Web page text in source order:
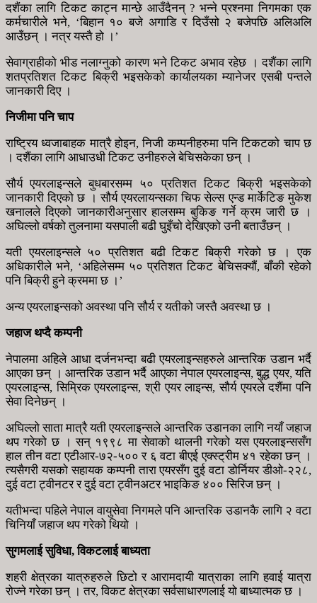
दशैंका लागि टिकट काट्न मान्छे आउँदैनन् ? भन्ने प्रश्नमा निगमका एक
कर्मचारीले भने, ‘बिहान १० बजे अगाडि र दिउँसो २ बजेपछि अलिअलि
आउँछन् । नत्र यस्तै हो ।’
सेवाग्राहीको भीड नलाग्नुको कारण भने टिकट अभाव रहेछ । दशैंका लागि
शतप्रतिशत टिकट बिक्री भइसकेको कार्यालयका म्यानेजर एसबी पन्तले
जानकारी दिए ।
निजीमा पनि चाप
राष्ट्रिय ध्वजाबाहक मात्रै होइन, निजी कम्पनीहरुमा पनि टिकटको चाप छ
। दशैंका लागि आधाउधी टिकट उनीहरुले बेचिसकेका छन् ।
सौर्य एयरलाइन्सले बुधबारसम्म ५० प्रतिशत टिकट बिक्री भइसकेको
जानकारी दिएको छ । सौर्य एयरलायन्सका चिफ सेल्स एन्ड मार्केटिङ मुकेश
खनालले दिएको जानकारीअनुसार हालसम्म बुकिङ गर्ने क्रम जारी छ ।
अघिल्लो वर्षको तुलनामा यसपाली बढी घुइँचो देखिएको उनी बताउँछन् ।
यती एयरलाइन्सले ५० प्रतिशत बढी टिकट बिक्री गरेको छ । एक
अधिकारीले भने, ‘अहिलेसम्म ५० प्रतिशत टिकट बेचिसक्यौं, बाँकी रहेको
पनि बिक्री हुने क्रममा छ ।’
अन्य एयरलाइन्सको अवस्था पनि सौर्य र यतीको जस्तै अवस्था छ ।
जहाज थप्दै कम्पनी
नेपालमा अहिले आधा दर्जनभन्दा बढी एयरलाइन्सहरुले आन्तरिक उडान भर्दै
आएका छन् । आन्तरिक उडान भर्दै आएका नेपाल एयरलाइन्स, बुद्ध एयर, यति
एयरलाइन्स, सिमि्रक एयरलाइन्स, श्री एयर लाइन्स, सौर्य एयरले दशैंमा पनि
सेवा दिनेछन् ।
अघिल्लो साता मात्रै यती एयरलाइन्सले आन्तरिक उडानका लागि नयाँ जहाज
थप गरेको छ । सन् १९९८ मा सेवाको थालनी गरेको यस एयरलाइन्ससँग
हाल तीन वटा एटीआर-७२-५०० र ६ वटा बीएई एक्स्ट्रीम ४१ रहेका छन् ।
त्यसैगरी यसको सहायक कम्पनी तारा एयरसँग दुई वटा डोर्नियर डीओ-२२८,
दुई वटा ट्वीनटर र दुई वटा ट्वीनअटर भाइकिङ ४०० सिरिज छन् ।
यतीभन्दा पहिले नेपाल वायुसेवा निगमले पनि आन्तरिक उडानकै लागि २ वटा
चिनियाँ जहाज थप गरेको थियो ।
सुगमलाई सुविधा, विकटलाई बाध्यता
शहरी क्षेत्रका यात्रुहरुले छिटो र आरामदायी यात्राका लागि हवाई यात्रा
रोज्ने गरेका छन् । तर, विकट क्षेत्रका सर्वसाधारणलाई यो बाध्यात्मक छ ।